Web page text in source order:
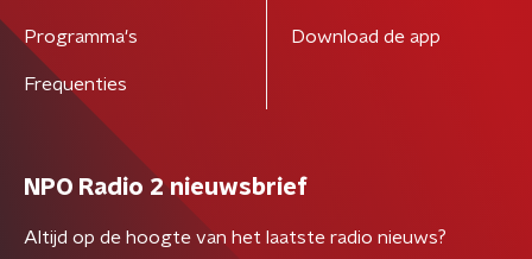
Programma's
Frequenties
Download de app
NPO Radio 2 nieuwsbrief
Altijd op de hoogte van het laatste radio nieuws?